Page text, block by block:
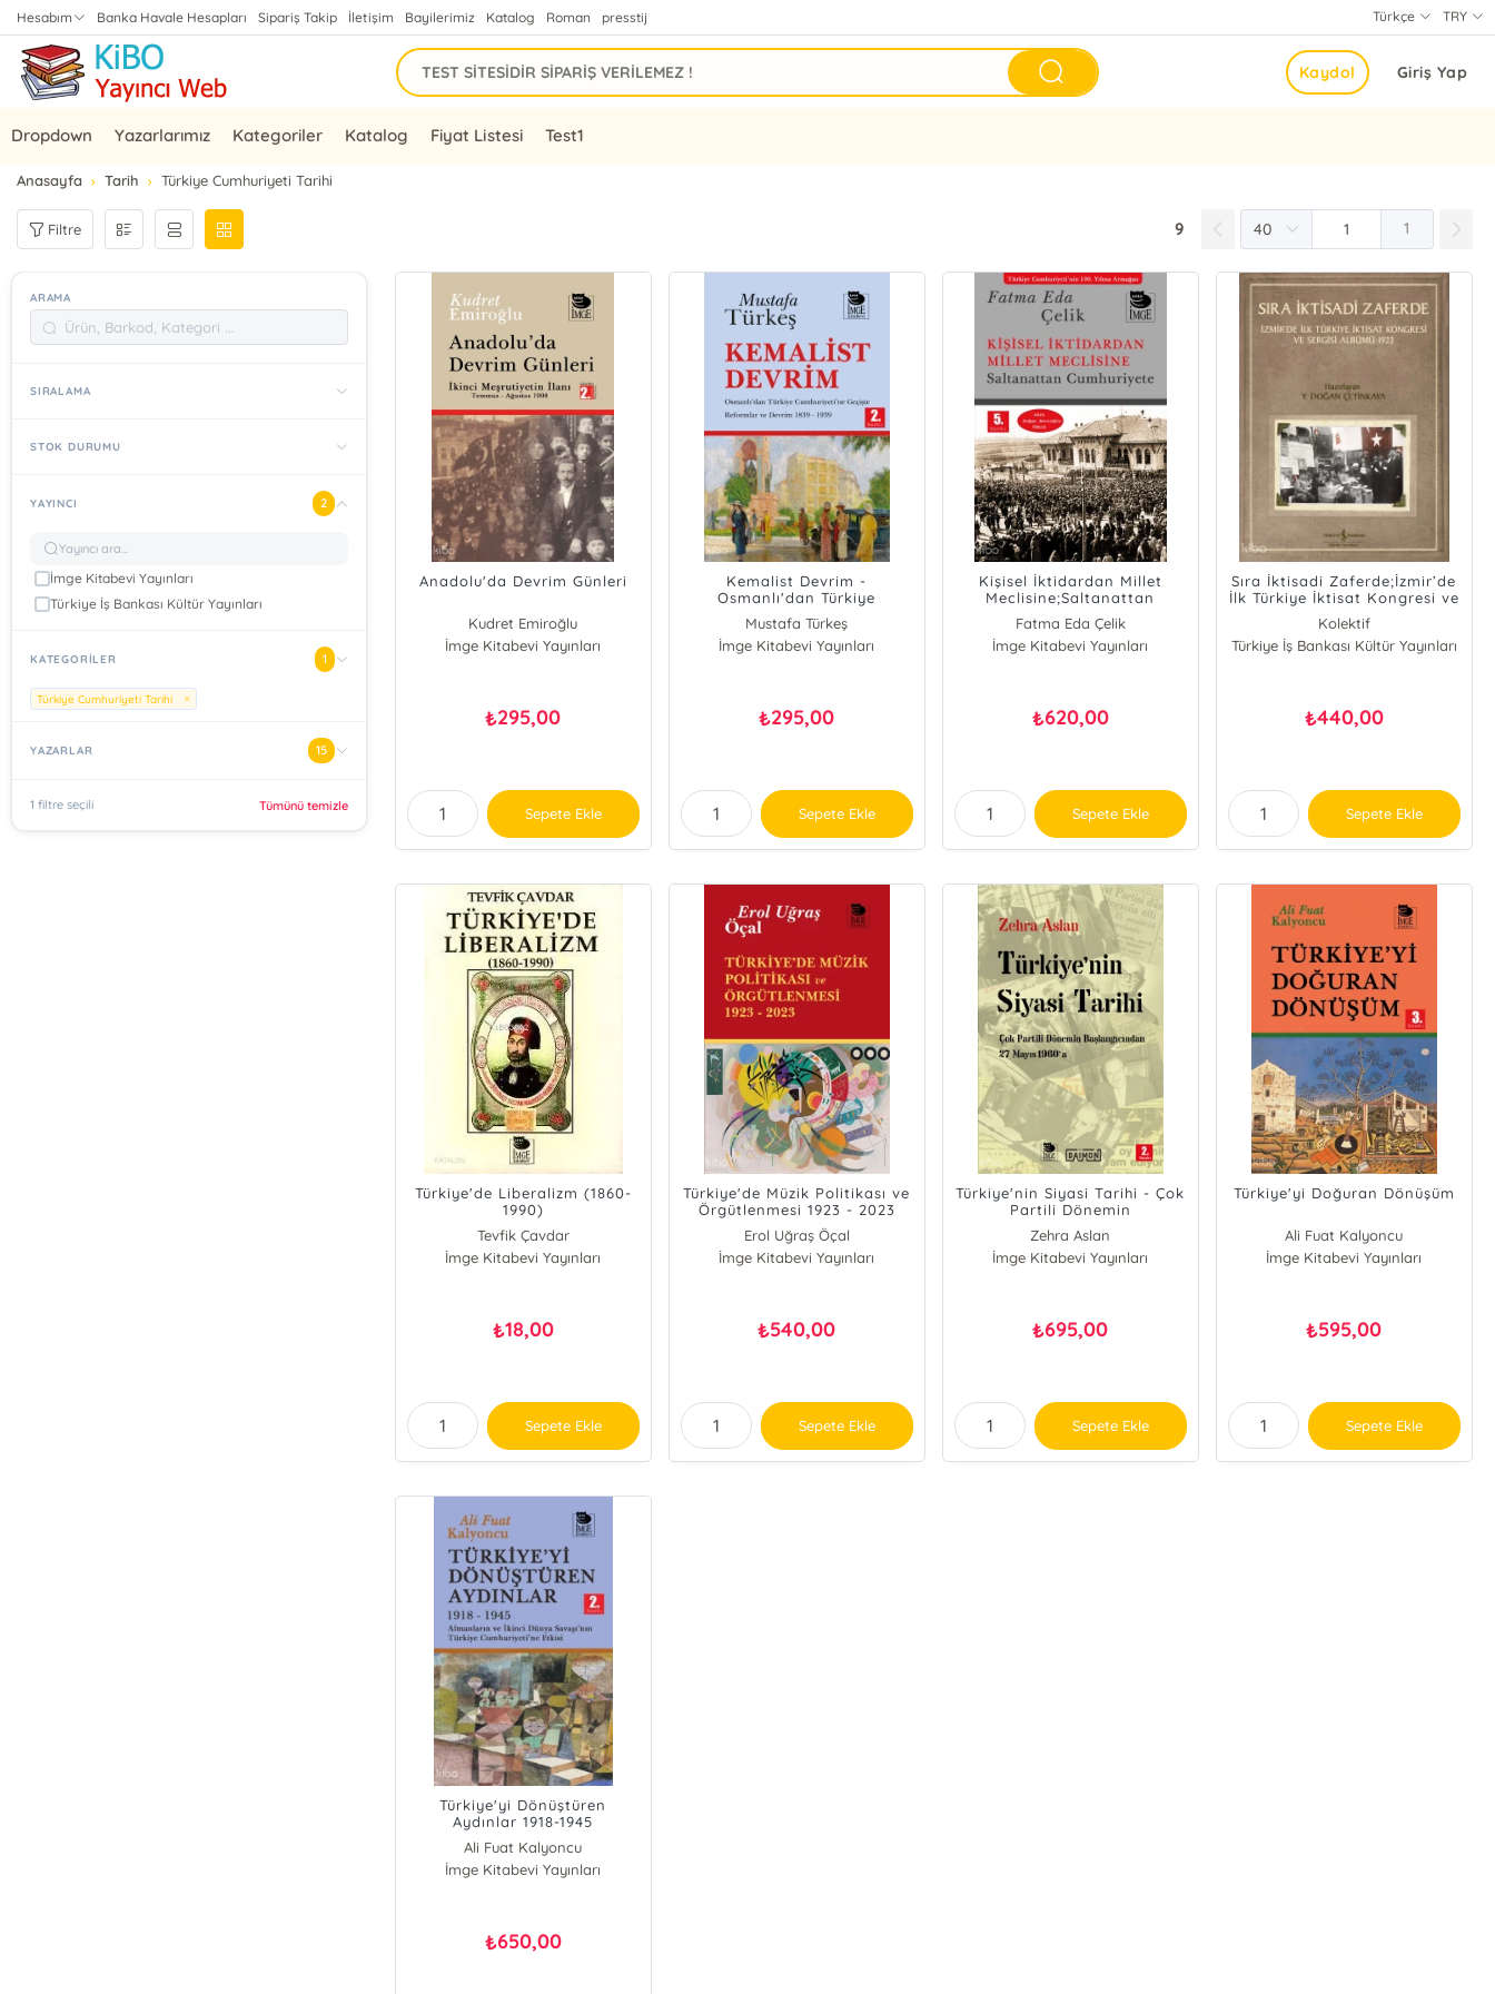
Hesabım Banka Havale Hesapları Sipariş Takip İletişim Bayilerimiz Katalog Roman presstij TRY
Türkçe
Giriş Yap
Kaydol
Dropdown Yazarlarımız Kategoriler Katalog Fiyat Listesi Test1
Anasayfa Tarih Türkiye Cumhuriyeti Tarihi
Filtre 9 1
ARAMA
SIRALAMA
STOK DURUMU
YAYINCI 2
İmge Kitabevi Yayınları
Türkiye İş Bankası Kültür Yayınları
KATEGORİLER 1
Türkiye Cumhuriyeti Tarihi
YAZARLAR 15
1 filtre seçili Tümünü temizle
Anadolu'da Devrim Günleri
Kudret Emiroğlu
İmge Kitabevi Yayınları
₺295,00
Sepete Ekle
Kemalist Devrim -
Osmanlı'dan Türkiye
Cumhuriyeti'ne Geçişte
Reformlar ve Devrim 1839 -
1939
Mustafa Türkeş
İmge Kitabevi Yayınları
₺295,00
Sepete Ekle
Kişisel İktidardan Millet
Meclisine;Saltanattan
Cumhuriyete
Fatma Eda Çelik
İmge Kitabevi Yayınları
₺620,00
Sepete Ekle
Sıra İktisadi Zaferde;İzmir’de
İlk Türkiye İktisat Kongresi ve
Sergisi Albümü-1923
Kolektif
Türkiye İş Bankası Kültür Yayınları
₺440,00
Sepete Ekle
Türkiye'de Liberalizm (1860-
1990)
Tevfik Çavdar
İmge Kitabevi Yayınları
₺18,00
Sepete Ekle
Türkiye'de Müzik Politikası ve
Örgütlenmesi 1923 - 2023
Erol Uğraş Öçal
İmge Kitabevi Yayınları
₺540,00
Sepete Ekle
Türkiye'nin Siyasi Tarihi - Çok
Partili Dönemin
Başlangıcından 27 Mayıs
1960'a
Zehra Aslan
İmge Kitabevi Yayınları
₺695,00
Sepete Ekle
Türkiye'yi Doğuran Dönüşüm
Ali Fuat Kalyoncu
İmge Kitabevi Yayınları
₺595,00
Sepete Ekle
Türkiye'yi Dönüştüren
Aydınlar 1918-1945
;Almanların ve İkinci Dünya
Savaşı'nın Türkiye
Cumhuriyeti'ne Etkisi
Ali Fuat Kalyoncu
İmge Kitabevi Yayınları
₺650,00